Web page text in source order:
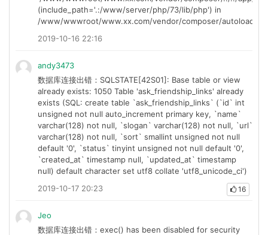
(include_path='.:/www/server/php/73/lib/php') in
/www/wwwroot/www.xx.com/vendor/composer/
2019-10-16 22:16
andy3473
数据库连接出错：SQLSTATE[42S01]: Base table or view
already exists: 1050 Table 'ask_friendship_links' already
exists (SQL: create table `ask_friendship_links` (`id` int
unsigned not null auto_increment primary key, `name`
varchar(128) not null, `slogan` varchar(128) not null, `url`
varchar(128) not null, `sort` smallint unsigned not null
default '0', `status` tinyint unsigned not null default '0',
`created_at` timestamp null, `updated_at` timestamp
null) default character set utf8 collate 'utf8_unicode_ci')
2019-10-17 20:23
16
Jeo
数据库连接出错：exec() has been disabled for security